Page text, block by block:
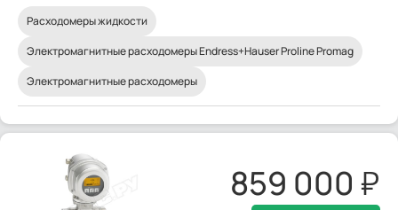
Расходомеры жидкости
Электромагнитные расходомеры Endress+Hauser Proline Promag
Электромагнитные расходомеры
859 000